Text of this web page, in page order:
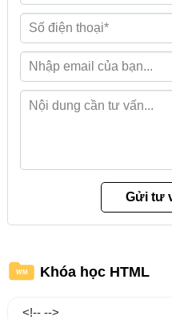
WM Khóa học HTML
<!-- -->